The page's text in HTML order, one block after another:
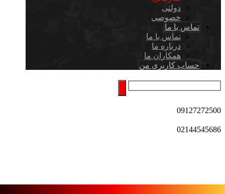
دولتی
خصوصی
تماس با ما
تماس با ما
درباره ما
همکاران ما
حساب کاربری من
09127272500
02144545686